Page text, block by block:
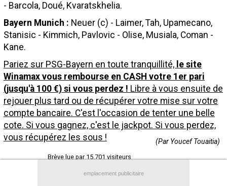
- Barcola, Doué, Kvaratskhelia.
Bayern Munich : Neuer (c) - Laimer, Tah, Upamecano,
Stanisic - Kimmich, Pavlovic - Olise, Musiala, Coman -
Kane.
Pariez sur PSG-Bayern en toute tranquillité, le site
Winamax vous rembourse en CASH votre 1er pari
(jusqu'à 100 €) si vous perdez ! Libre à vous ensuite de
rejouer plus tard ou de récupérer votre mise sur votre
compte bancaire. C'est l'occasion de tenter une belle
cote. Si vous gagnez, c'est le jackpot. Si vous perdez,
vous récupérez les sous !
(Par Youcef Touaitia)
Brève lue par 15.701 visiteurs
emplacement publicitaire
Contact / Signaler un bug
Recrutement Maxifoot
Mentions légales
site web Maxifoot.fr